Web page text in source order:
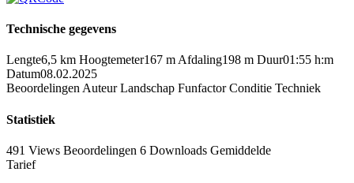
Technische gegevens
Lengte6,5 km Hoogtemeter167 m Afdaling198 m Duur01:55 h:m
Datum08.02.2025
Beoordelingen Auteur Landschap Funfactor Conditie Techniek
Statistiek
491 Views Beoordelingen 6 Downloads Gemiddelde
Tarief